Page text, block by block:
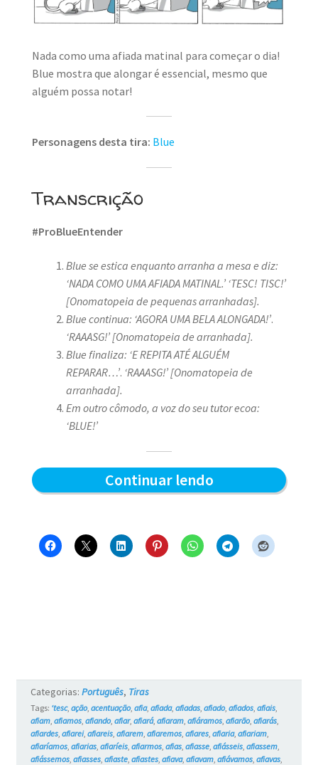
MINHA CONTA
CARRINHO
Search
for:
Nada como uma afiada matinal para começar o dia!
Blue mostra que alongar é essencial, mesmo que
alguém possa notar!
Personagens desta tira: Blue
Transcrição
#ProBlueEntender
Blue se estica enquanto arranha a mesa e diz:
‘NADA COMO UMA AFIADA MATINAL.’ ‘TESC! TISC!’
[Onomatopeia de pequenas arranhadas].
Blue continua: ‘AGORA UMA BELA ALONGADA!’.
‘RAAASG!’ [Onomatopeia de arranhada].
Blue finaliza: ‘E REPITA ATÉ ALGUÉM
REPARAR…’. ‘RAAASG!’ [Onomatopeia de
arranhada].
Em outro cômodo, a voz do seu tutor ecoa:
‘BLUE!’
Continuar lendoAfiada
Blue
Categorias: Português, Tiras
Tags: ‘tesc, ação, acentuação, afia, afiada, afiadas, afiado, afiados, afiais,
afiam, afiamos, afiando, afiar, afiará, afiaram, afiáramos, afiarão, afiarás,
afiardes, afiarei, afiareis, afiarem, afiaremos, afiares, afiaria, afiariam,
afiaríamos, afiarias, afiaríeis, afiarmos, afias, afiasse, afiásseis, afiassem,
afiássemos, afiasses, afiaste, afiastes, afiava, afiavam, afiávamos, afiavas,